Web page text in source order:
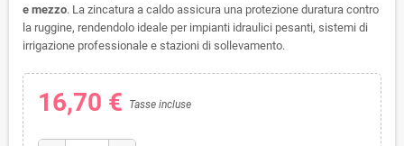
e mezzo. La zincatura a caldo assicura una protezione duratura contro
la ruggine, rendendolo ideale per impianti idraulici pesanti, sistemi di
irrigazione professionale e stazioni di sollevamento.
16,70 € Tasse incluse